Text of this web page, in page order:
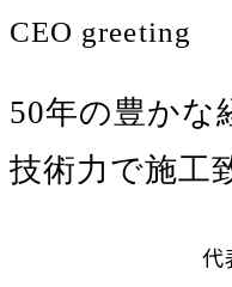
CEO greeting
50年の豊かな
技術力で施工
代